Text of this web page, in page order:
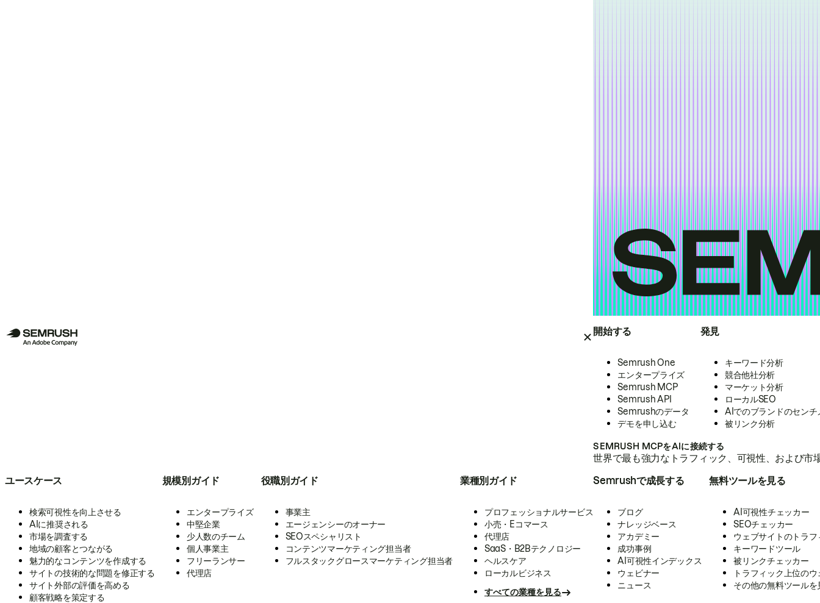
開始する
Semrush One
エンタープライズ
Semrush MCP
Semrush API
Semrushのデータ
デモを申し込む
発見
キーワード分析
競合他社分析
マーケット分析
ローカルSEO
AIでのブランドのセンチ
被リンク分析
SEMRUSH MCPをAIに接続する
世界で最も強力なトラフィック、可視性、および
ユースケース
検索可視性を向上させる
AIに推奨される
市場を調査する
地域の顧客とつながる
魅力的なコンテンツを作成する
サイトの技術的な問題を修正する
サイト外部の評価を高める
顧客戦略を策定する
規模別ガイド
エンタープライズ
中堅企業
少人数のチーム
個人事業主
フリーランサー
代理店
役職別ガイド
事業主
エージェンシーのオーナー
SEOスペシャリスト
コンテンツマーケティング担当者
フルスタックグロースマーケティング担当者
業種別ガイド
プロフェッショナルサービス
小売・Eコマース
代理店
SaaS・B2Bテクノロジー
ヘルスケア
ローカルビジネス
すべての業種を見る
Semrushで成長する
ブログ
ナレッジベース
アカデミー
成功事例
AI可視性インデックス
ウェビナー
ニュース
無料ツールを見る
AI可視性チェッカー
SEOチェッカー
ウェブサイトのトラ
キーワードツール
被リンクチェッカー
トラフィック上位の
その他の無料ツールを